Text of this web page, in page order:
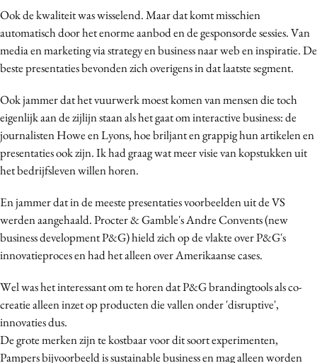
Ook de kwaliteit was wisselend. Maar dat komt misschien
automatisch door het enorme aanbod en de gesponsorde sessies. Van
media en marketing via strategy en business naar web en inspiratie. De
beste presentaties bevonden zich overigens in dat laatste segment.
Ook jammer dat het vuurwerk moest komen van mensen die toch
eigenlijk aan de zijlijn staan als het gaat om interactive business: de
journalisten Howe en Lyons, hoe briljant en grappig hun artikelen en
presentaties ook zijn. Ik had graag wat meer visie van kopstukken uit
het bedrijfsleven willen horen.
En jammer dat in de meeste presentaties voorbeelden uit de VS
werden aangehaald. Procter & Gamble's Andre Convents (new
business development P&G) hield zich op de vlakte over P&G's
innovatieproces en had het alleen over Amerikaanse cases.
Wel was het interessant om te horen dat P&G brandingtools als co-
creatie alleen inzet op producten die vallen onder 'disruptive',
innovaties dus.
De grote merken zijn te kostbaar voor dit soort experimenten,
Pampers bijvoorbeeld is sustainable business en mag alleen worden